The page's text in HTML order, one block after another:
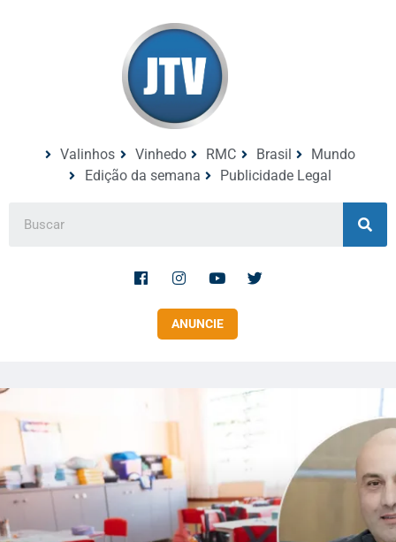
Valinhos Vinhedo RMC Brasil
Mundo
Edição da semana
Publicidade Legal
ANUNCIE